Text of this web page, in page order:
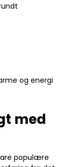
og energi
med
populære